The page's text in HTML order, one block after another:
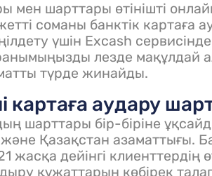
мен шарттары өтінішті
соманы банктік картаға
үшін Excash
лезде мақұлдай
түрде жинайды.
картаға аудару
шарттары бір-біріне
Қазақстан азаматтығы.
жасқа дейінгі клиенттердің
құжаттарын көбірек